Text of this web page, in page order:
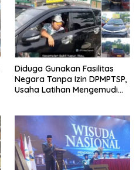
Diduga Gunakan Fasilitas
Negara Tanpa Izin DPMPTSP,
Usaha Latihan Mengemudi